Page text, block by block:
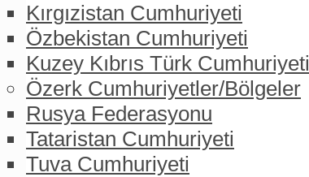
Kırgızistan Cumhuriyeti
Özbekistan Cumhuriyeti
Kuzey Kıbrıs Türk Cumhuriyeti
Özerk Cumhuriyetler/Bölgeler
Rusya Federasyonu
Tataristan Cumhuriyeti
Tuva Cumhuriyeti